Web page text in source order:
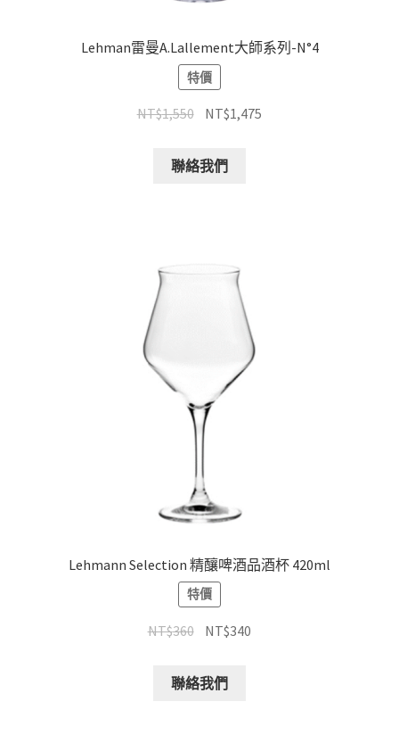
Lehman雷曼A.Lallement大師系列-N°4
特價
NT$1,550 NT$1,475
聯絡我們
Lehmann Selection 精釀啤酒品酒杯 420ml
特價
NT$360 NT$340
聯絡我們